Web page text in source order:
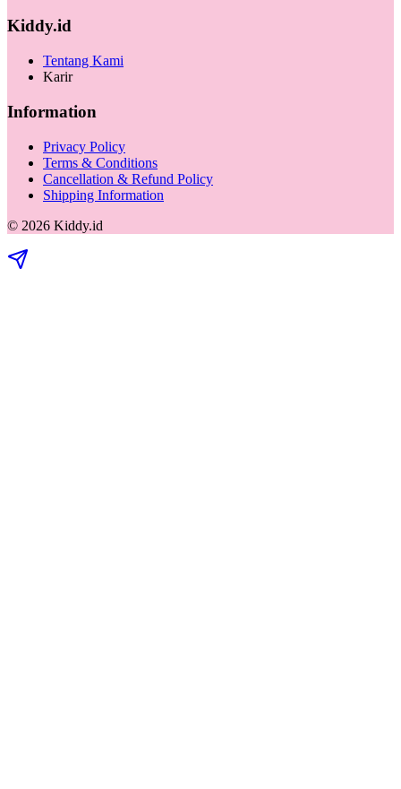
Kiddy.id
Tentang Kami
Karir
Information
Privacy Policy
Terms & Conditions
Cancellation & Refund Policy
Shipping Information
© 2026 Kiddy.id